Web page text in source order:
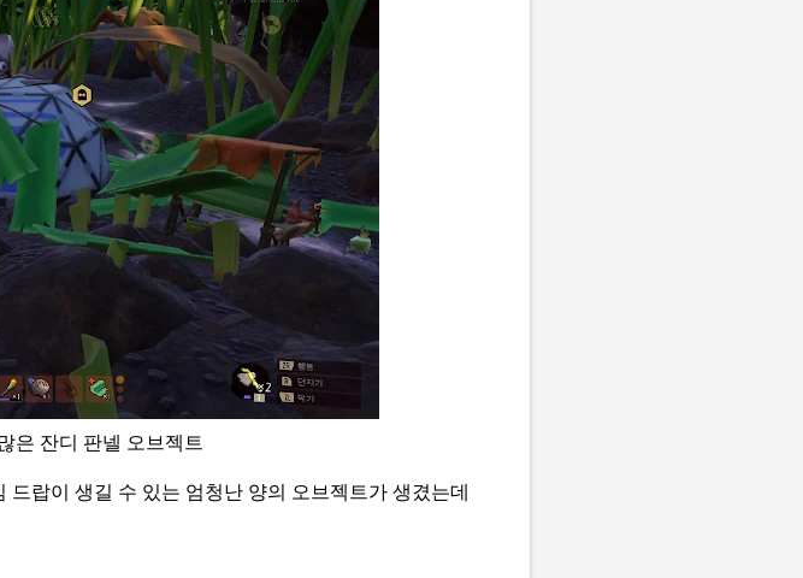
은 잔디 판넬 오브젝트
랍이 생길 수 있는 엄청난 양의 오브젝트가 생겼는데